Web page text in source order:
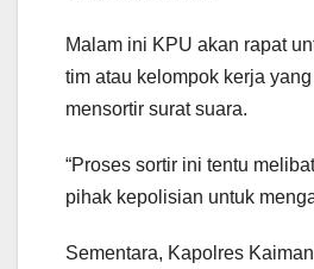
Malam ini KPU akan rapat
tim atau kelompok kerja
mensortir surat suara.
“Proses sortir ini tentu
pihak kepolisian untuk
Sementara, Kapolres